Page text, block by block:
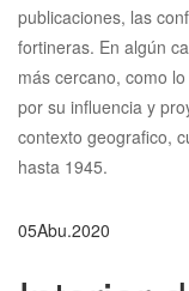
publicaciones, las
fortineras. En algún
más cercano, como
por su influencia y
contexto geografico,
hasta 1945.
05Abu.2020